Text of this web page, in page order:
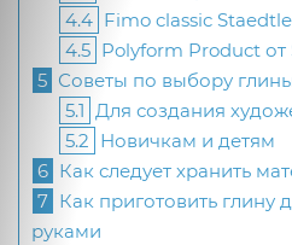
4.4 Fimo classic
4.5 Polyform Product от
5 Советы по выбору
5.1 Для создания
5.2 Новичкам и детям
6 Как следует хранить
7 Как приготовить глину
руками